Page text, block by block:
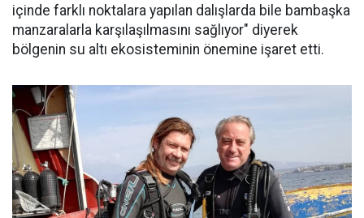
içinde farklı noktalara yapılan dalışlarda bile bambaşka
manzaralarla karşılaşılmasını sağlıyor" diyerek
bölgenin su altı ekosisteminin önemine işaret etti.